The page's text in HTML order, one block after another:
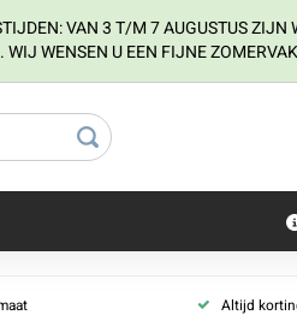
VAN 3 T/M 7 AUGUSTUS
WIJ WENSEN U EEN FIJNE
Altijd